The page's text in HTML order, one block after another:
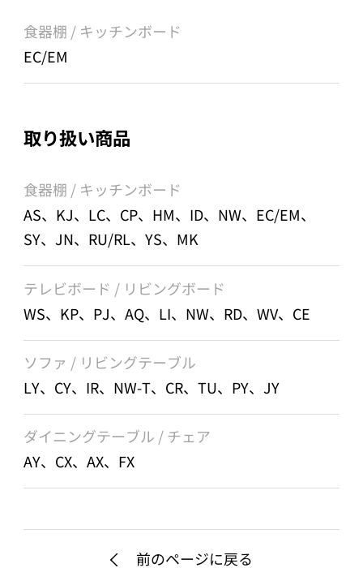
食器棚 / キッチンボード
EC/EM
取り扱い商品
食器棚 / キッチンボード
AS、KJ、LC、CP、HM、ID、NW、EC/EM、
SY、JN、RU/RL、YS、MK
テレビボード / リビングボード
WS、KP、PJ、AQ、LI、NW、RD、WV、CE
ソファ / リビングテーブル
LY、CY、IR、NW-T、CR、TU、PY、JY
ダイニングテーブル / チェア
AY、CX、AX、FX
前のページに戻る